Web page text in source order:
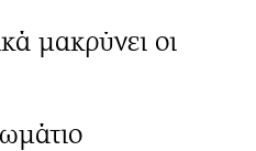
μακρύνει οι